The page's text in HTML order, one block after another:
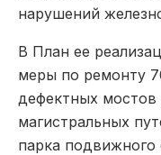
нарушений
В План ее
меры по ремонту
дефектных мостов
магистральных
парка подвижного